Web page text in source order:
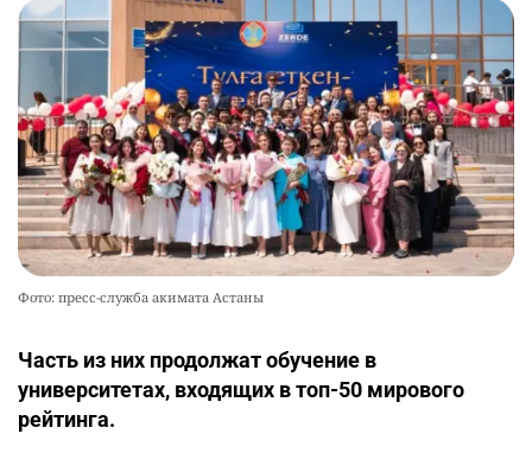
Фото: пресс-служба акимата Астаны
Часть из них продолжат обучение в
университетах, входящих в топ-50 мирового
рейтинга.